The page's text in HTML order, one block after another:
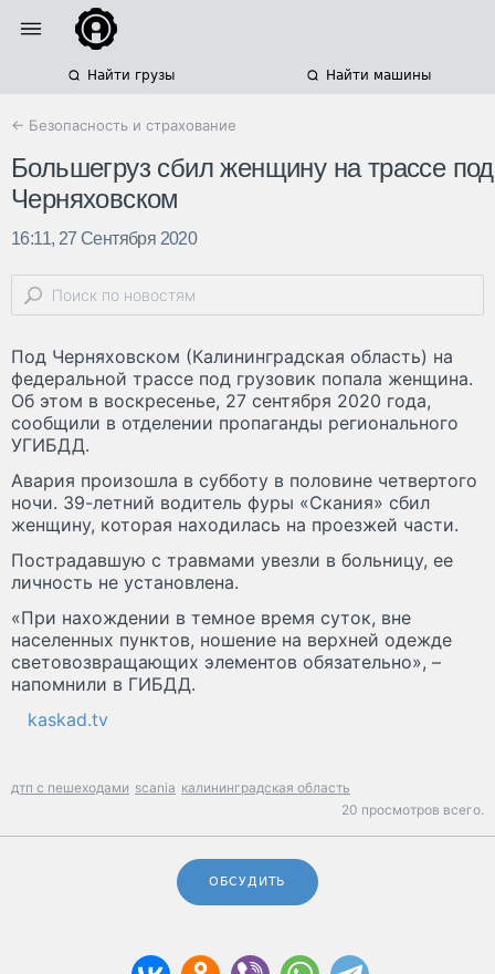
Найти грузы Найти машины
← Безопасность и страхование
Большегруз сбил женщину на трассе под
Черняховском
16:11, 27 Сентября 2020
Под Черняховском (Калининградская область) на
федеральной трассе под грузовик попала женщина.
Об этом в воскресенье, 27 сентября 2020 года,
сообщили в отделении пропаганды регионального
УГИБДД.
Авария произошла в субботу в половине четвертого
ночи. 39-летний водитель фуры «Скания» сбил
женщину, которая находилась на проезжей части.
Пострадавшую с травмами увезли в больницу, ее
личность не установлена.
«При нахождении в темное время суток, вне
населенных пунктов, ношение на верхней одежде
световозвращающих элементов обязательно», –
напомнили в ГИБДД.
kaskad.tv
дтп с пешеходами scania калининградская область
20 просмотров всего.
ОБСУДИТЬ